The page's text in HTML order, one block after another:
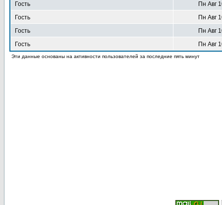
Гость
Пн Авг
Гость
Пн Авг
Гость
Пн Авг
Гость
Пн Авг
Эти данные основаны на активности пользователей за последние пять минут